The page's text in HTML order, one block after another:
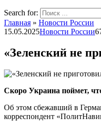
Search for:
Главная » Новости России
15.05.2025Новости России
«Зеленский не
Скоро Украина поймет,
Об этом сбежавший в
корреспондент